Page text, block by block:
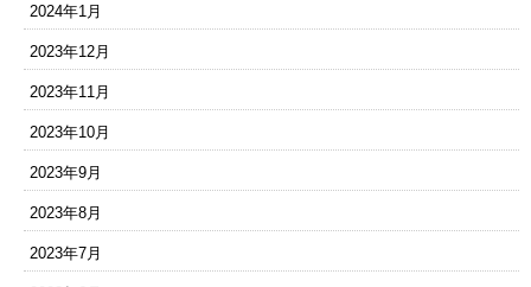
2024年1月
2023年12月
2023年11月
2023年10月
2023年9月
2023年8月
2023年7月